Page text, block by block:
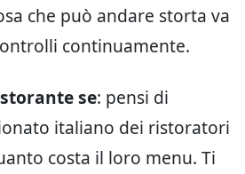
che può andare storta va
continuamente.
se: pensi di
italiano dei ristoratori
costa il loro menu. Ti